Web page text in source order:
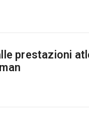
prestazioni